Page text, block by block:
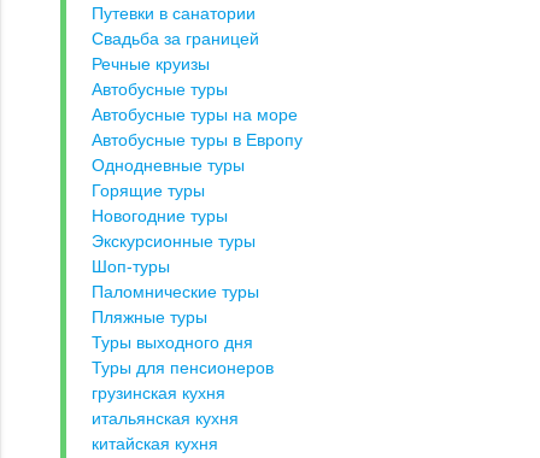
Путевки в санатории
Свадьба за границей
Речные круизы
Автобусные туры
Автобусные туры на море
Автобусные туры в Европу
Однодневные туры
Горящие туры
Новогодние туры
Экскурсионные туры
Шоп-туры
Паломнические туры
Пляжные туры
Туры выходного дня
Туры для пенсионеров
грузинская кухня
итальянская кухня
китайская кухня